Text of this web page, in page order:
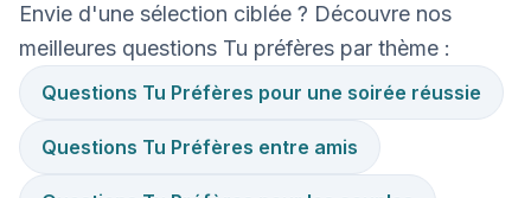
Envie d'une sélection ciblée ? Découvre nos
meilleures questions Tu préfères par thème :
Questions Tu Préfères pour une soirée réussie
Questions Tu Préfères entre amis